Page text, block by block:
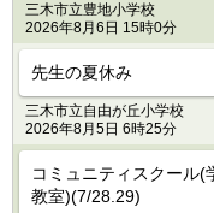
三木市立豊地小学校
2026年8月6日 15時0分
先生の夏休み
三木市立自由が丘小学校
2026年8月5日 6時25分
コミュニティスクール(
教室)(7/28.29)